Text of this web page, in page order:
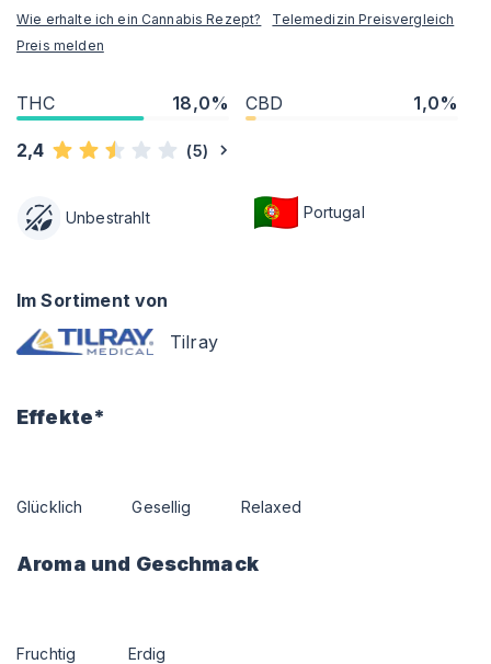
Wie erhalte ich ein Cannabis Rezept?
Telemedizin Preisvergleich
Preis melden
THC 18,0% CBD 1,0%
2,4 (5)
Unbestrahlt Portugal
Im Sortiment von
Tilray
Effekte*
Glücklich Gesellig Relaxed
Aroma und Geschmack
Fruchtig Erdig